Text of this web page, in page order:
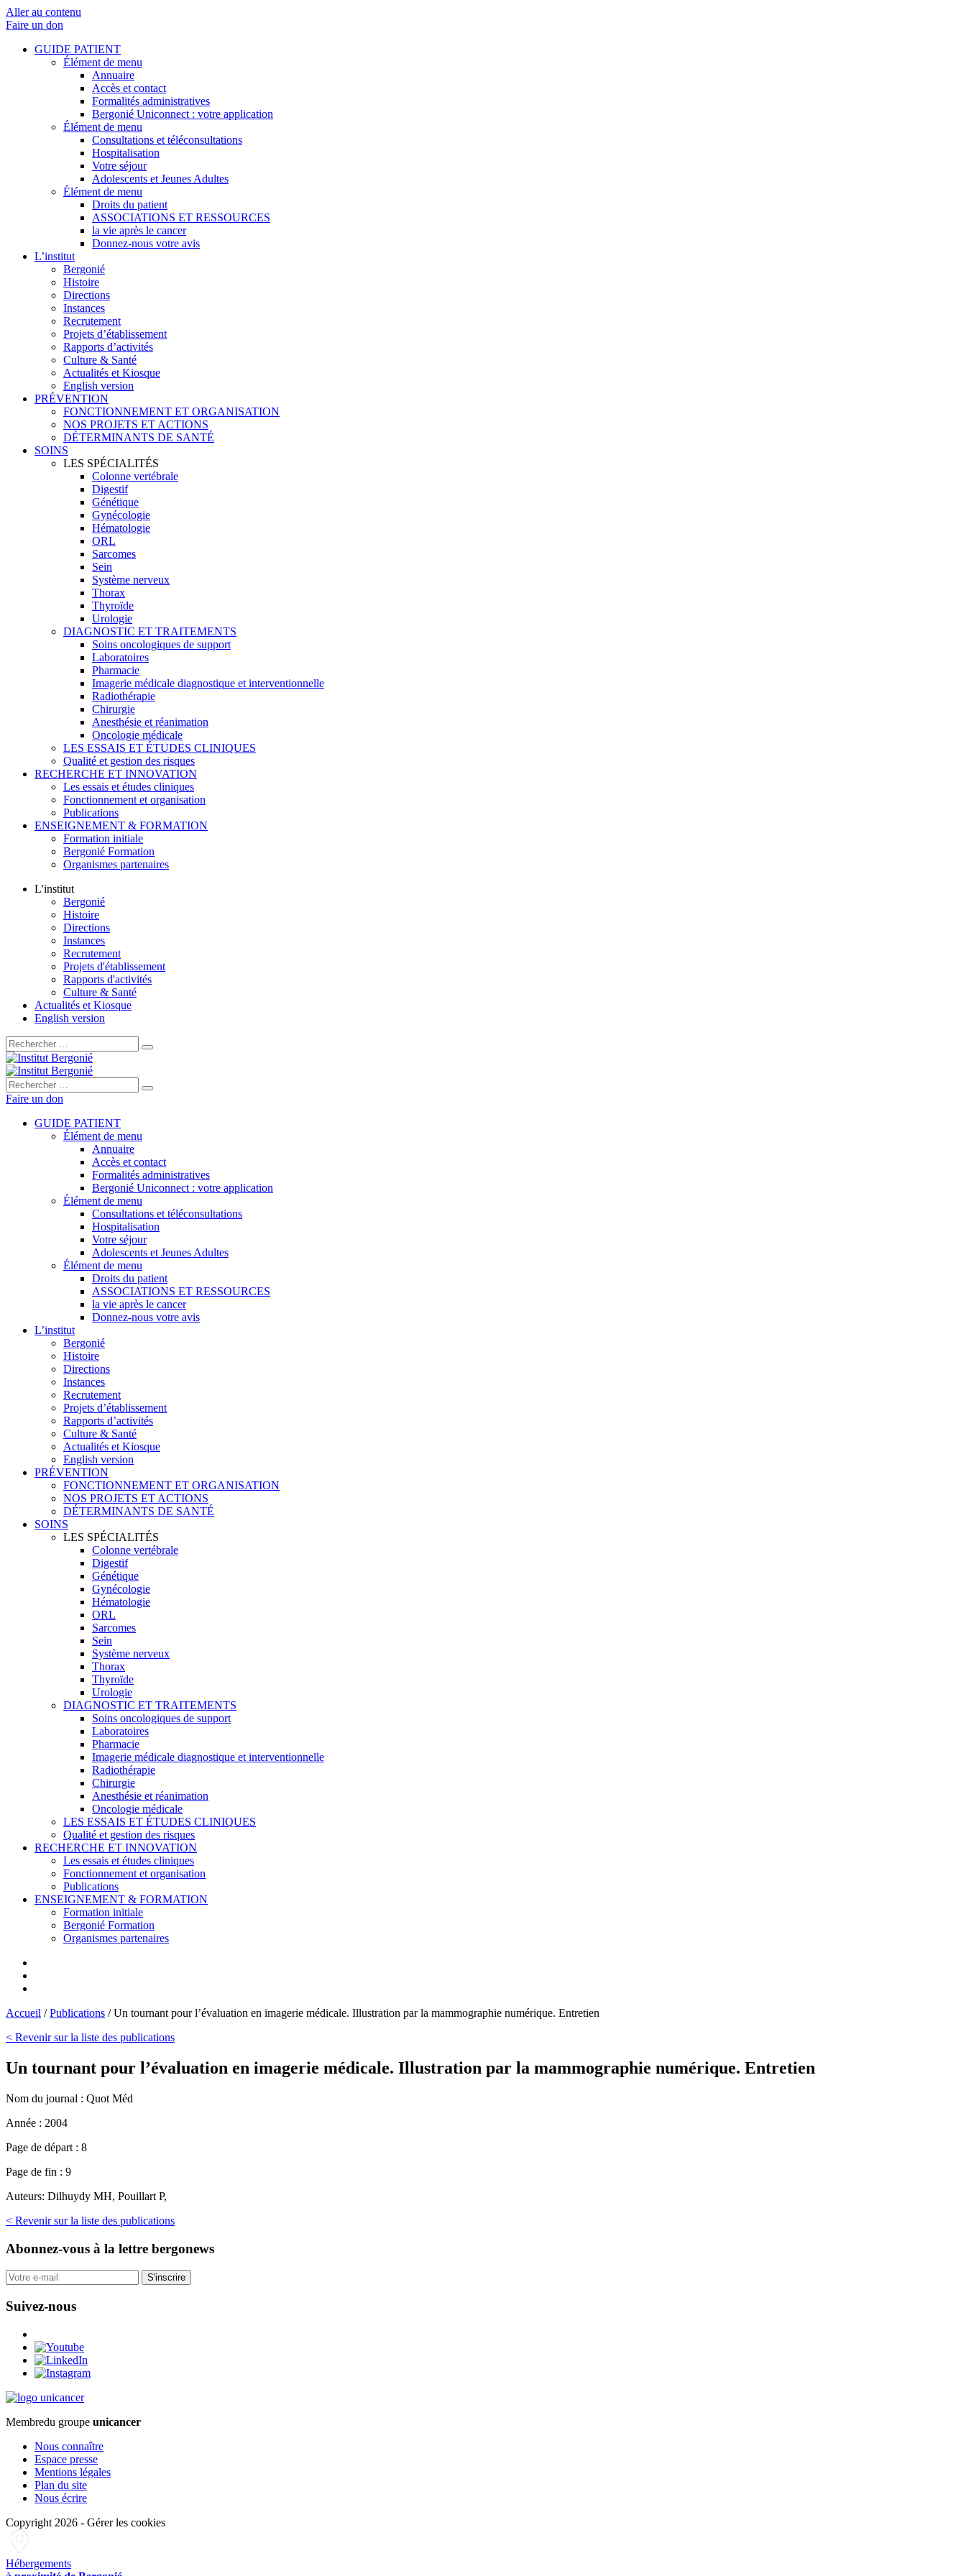
Aller au contenu
Faire un don
GUIDE PATIENT
Élément de menu
Annuaire
Accès et contact
Formalités administratives
Bergonié Uniconnect : votre application
Élément de menu
Consultations et téléconsultations
Hospitalisation
Votre séjour
Adolescents et Jeunes Adultes
Élément de menu
Droits du patient
ASSOCIATIONS ET RESSOURCES
la vie après le cancer
Donnez-nous votre avis
L’institut
Bergonié
Histoire
Directions
Instances
Recrutement
Projets d’établissement
Rapports d’activités
Culture & Santé
Actualités et Kiosque
English version
PRÉVENTION
FONCTIONNEMENT ET ORGANISATION
NOS PROJETS ET ACTIONS
DÉTERMINANTS DE SANTÉ
SOINS
LES SPÉCIALITÉS
Colonne vertébrale
Digestif
Génétique
Gynécologie
Hématologie
ORL
Sarcomes
Sein
Système nerveux
Thorax
Thyroïde
Urologie
DIAGNOSTIC ET TRAITEMENTS
Soins oncologiques de support
Laboratoires
Pharmacie
Imagerie médicale diagnostique et interventionnelle
Radiothérapie
Chirurgie
Anesthésie et réanimation
Oncologie médicale
LES ESSAIS ET ÉTUDES CLINIQUES
Qualité et gestion des risques
RECHERCHE ET INNOVATION
Les essais et études cliniques
Fonctionnement et organisation
Publications
ENSEIGNEMENT & FORMATION
Formation initiale
Bergonié Formation
Organismes partenaires
L'institut
Bergonié
Histoire
Directions
Instances
Recrutement
Projets d'établissement
Rapports d'activités
Culture & Santé
Actualités et Kiosque
English version
Rechercher :
Rechercher :
Faire un don
GUIDE PATIENT
Élément de menu
Annuaire
Accès et contact
Formalités administratives
Bergonié Uniconnect : votre application
Élément de menu
Consultations et téléconsultations
Hospitalisation
Votre séjour
Adolescents et Jeunes Adultes
Élément de menu
Droits du patient
ASSOCIATIONS ET RESSOURCES
la vie après le cancer
Donnez-nous votre avis
L’institut
Bergonié
Histoire
Directions
Instances
Recrutement
Projets d’établissement
Rapports d’activités
Culture & Santé
Actualités et Kiosque
English version
PRÉVENTION
FONCTIONNEMENT ET ORGANISATION
NOS PROJETS ET ACTIONS
DÉTERMINANTS DE SANTÉ
SOINS
LES SPÉCIALITÉS
Colonne vertébrale
Digestif
Génétique
Gynécologie
Hématologie
ORL
Sarcomes
Sein
Système nerveux
Thorax
Thyroïde
Urologie
DIAGNOSTIC ET TRAITEMENTS
Soins oncologiques de support
Laboratoires
Pharmacie
Imagerie médicale diagnostique et interventionnelle
Radiothérapie
Chirurgie
Anesthésie et réanimation
Oncologie médicale
LES ESSAIS ET ÉTUDES CLINIQUES
Qualité et gestion des risques
RECHERCHE ET INNOVATION
Les essais et études cliniques
Fonctionnement et organisation
Publications
ENSEIGNEMENT & FORMATION
Formation initiale
Bergonié Formation
Organismes partenaires
Accueil /Publications /Un tournant pour l’évaluation en imagerie médicale. Illustration par la mammographie numérique. Entretien
< Revenir sur la liste des publications
Un tournant pour l’évaluation en imagerie médicale. Illustration par la mammographie numérique. Entretien
Nom du journal : Quot Méd
Année : 2004
Page de départ : 8
Page de fin : 9
Auteurs: Dilhuydy MH, Pouillart P,
< Revenir sur la liste des publications
Abonnez-vous à la lettre bergonews
S'inscrire
Suivez-nous
Membredu groupe unicancer
Nous connaître
Espace presse
Mentions légales
Plan du site
Nous écrire
Copyright 2026 - Gérer les cookies
Hébergements